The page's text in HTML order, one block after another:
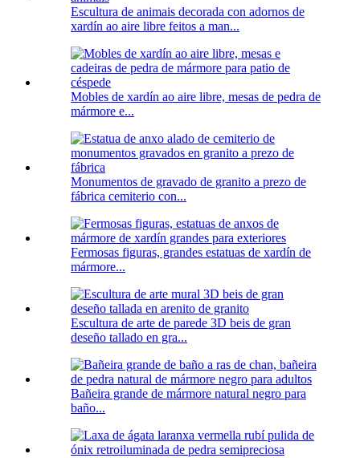
Escultura de animais decorada con adornos de
xardín ao aire libre feitos a man...
Mobles de xardín ao aire libre, mesas de pedra de
mármore e...
Monumentos de gravado de granito a prezo de
fábrica cemiterio con...
Fermosas figuras, grandes estatuas de xardín de
mármore...
Escultura de arte de parede 3D beis de gran
deseño tallado en gra...
Bañeira grande de mármore natural negro para
baño...